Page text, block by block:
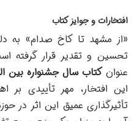
افتخارات و جوایز کتاب
«از مشهد تا کاخ صدام» به
عنوانکتاب سال جشنواره بین
این افتخار، مهر تأییدی
تأثیرگذاری عمیق این اثر در